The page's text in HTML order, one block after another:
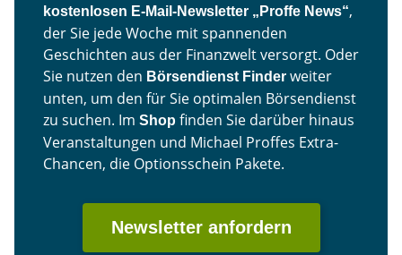
kostenlosen E-Mail-Newsletter „Proffe News“,
der Sie jede Woche mit spannenden
Geschichten aus der Finanzwelt versorgt. Oder
Sie nutzen den Börsendienst Finder weiter
unten, um den für Sie optimalen Börsendienst
zu suchen. Im Shop finden Sie darüber hinaus
Veranstaltungen und Michael Proffes Extra-
Chancen, die Optionsschein Pakete.
Newsletter anfordern